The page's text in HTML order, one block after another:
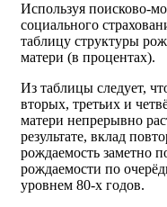
Используя поисково-
социального
таблицу структуры
матери (в процентах).
Из таблицы следует,
вторых, третьих и
матери непрерывно
результате, вклад
рождаемость заметно
рождаемости по
уровнем 80-х годов.